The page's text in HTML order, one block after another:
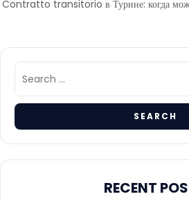
Contratto transitorio в Турине: когда
RECENT